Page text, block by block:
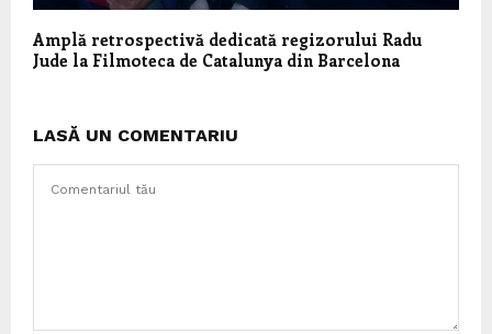
Amplă retrospectivă dedicată regizorului Radu
Jude la Filmoteca de Catalunya din Barcelona
LASĂ UN COMENTARIU